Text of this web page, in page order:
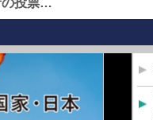
の投票…